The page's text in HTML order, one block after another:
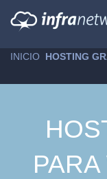
INICIO »HOSTING